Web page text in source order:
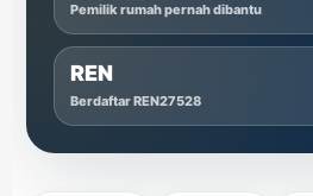
Pemilik rumah pernah dibantu
REN
Berdaftar REN27528